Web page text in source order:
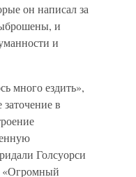
он написал за
и
и
много ездить»,
в
Голсуорси
«Огромный